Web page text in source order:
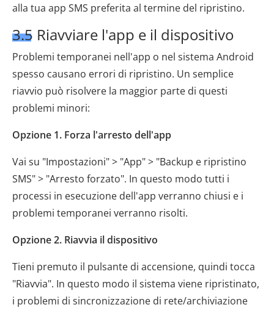
alla tua app SMS preferita al termine del ripristino.
3.5 Riavviare l'app e il dispositivo
Problemi temporanei nell'app o nel sistema Android
spesso causano errori di ripristino. Un semplice
riavvio può risolvere la maggior parte di questi
problemi minori:
Opzione 1. Forza l'arresto dell'app
Vai su "Impostazioni" > "App" > "Backup e ripristino
SMS" > "Arresto forzato". In questo modo tutti i
processi in esecuzione dell'app verranno chiusi e i
problemi temporanei verranno risolti.
Opzione 2. Riavvia il dispositivo
Tieni premuto il pulsante di accensione, quindi tocca
"Riavvia". In questo modo il sistema viene ripristinato,
i problemi di sincronizzazione di rete/archiviazione